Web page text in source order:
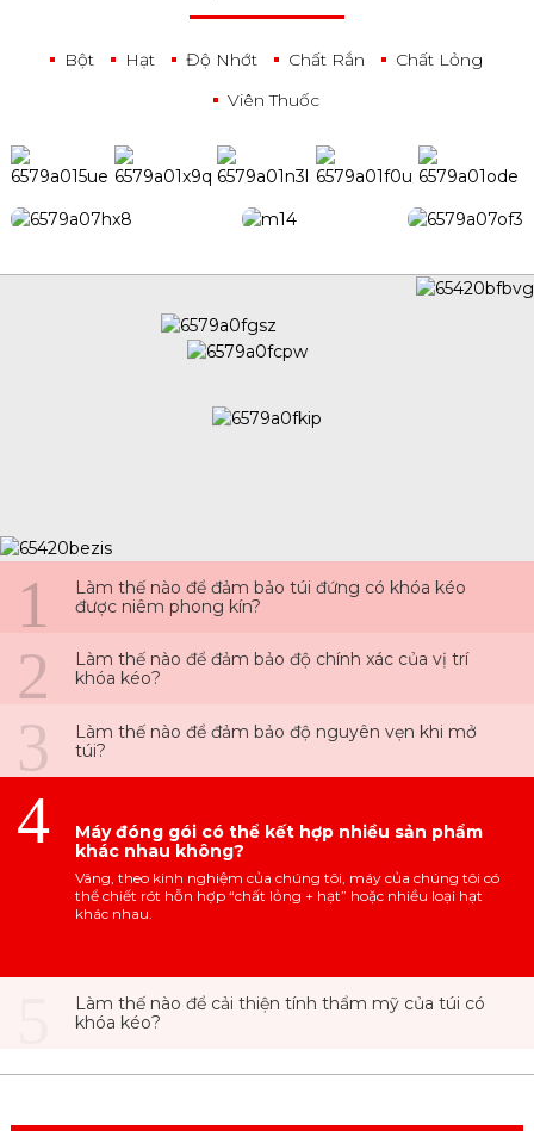
Bột Hạt Độ Nhớt Chất Rắn
Chất Lỏng
Viên Thuốc
1
Làm thế nào để đảm bảo túi đứng có khóa kéo
được niêm phong kín?
2
Làm thế nào để đảm bảo độ chính xác của vị trí
khóa kéo?
3
Làm thế nào để đảm bảo độ nguyên vẹn khi mở
túi?
4
Máy đóng gói có thể kết hợp nhiều sản phẩm
khác nhau không?
Vâng, theo kinh nghiệm của chúng tôi, máy của chúng tôi có
thể chiết rót hỗn hợp “chất lỏng + hạt” hoặc nhiều loại hạt
khác nhau.
Làm thế nào để cải thiện tính thẩm mỹ của túi có
khóa kéo?